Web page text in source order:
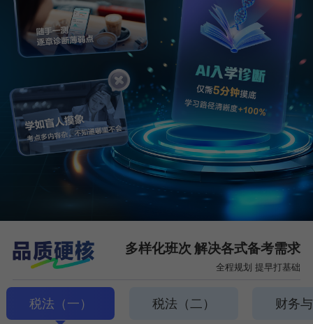
多样化班次 解决各式备考需求
全程规划 提早打基础
税法（一） 税法（二） 财务